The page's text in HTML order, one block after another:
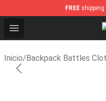
FREE shipping
Open menu
Inicio/Backpack Battles